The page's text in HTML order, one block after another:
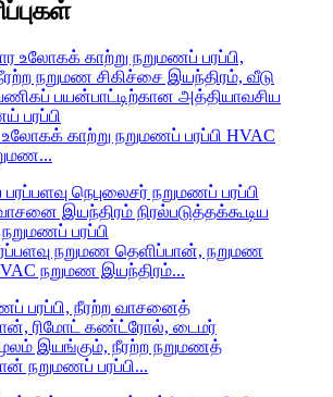
காற்று நறுமணப் பரப்பி HVAC
நறுமண தெளிப்பான், நறுமண
நறுமண இயந்திரம்...
இயங்கும், நீரற்ற நறுமணத்
நறுமணப் பரப்பி...